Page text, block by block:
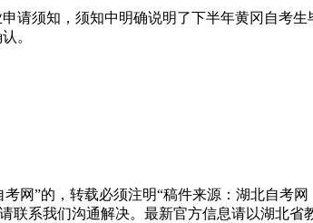
请须知，须知中明确说明了下半年黄冈自考
。
网”的，转载必须注明“稿件来源：湖北自考网
联系我们沟通解决。最新官方信息请以湖北省